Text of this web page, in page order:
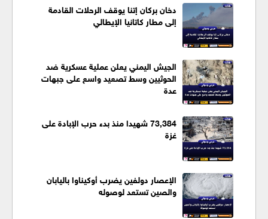
دخان بركان إتنا يوقف الرحلات القادمة
إلى مطار كاتانيا الإيطالي
الجيش اليمني يعلن عملية عسكرية ضد
الحوثيين وسط تصعيد واسع على جبهات
عدة
73,384 شهيدا منذ بدء حرب الإبادة على
غزة
الإعصار دولفين يضرب أوكيناوا باليابان
والصين تستعد لوصوله